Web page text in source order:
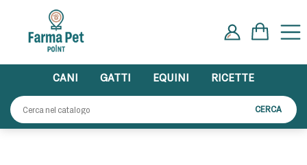
content
CANI GATTI EQUINI
RICETTE
CERCA